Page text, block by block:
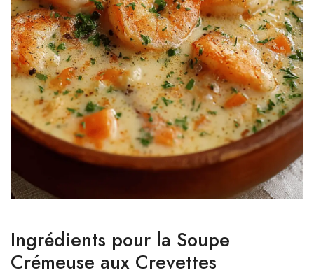
Ingrédients pour la Soupe
Crémeuse aux Crevettes